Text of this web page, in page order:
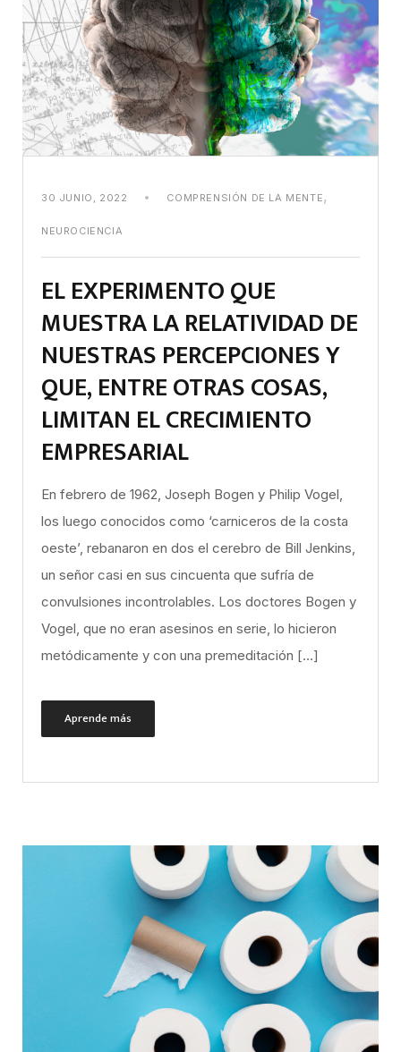
30 JUNIO, 2022 COMPRENSIÓN DE LA MENTE,
NEUROCIENCIA
EL EXPERIMENTO QUE
MUESTRA LA RELATIVIDAD DE
NUESTRAS PERCEPCIONES Y
QUE, ENTRE OTRAS COSAS,
LIMITAN EL CRECIMIENTO
EMPRESARIAL
En febrero de 1962, Joseph Bogen y Philip Vogel,
los luego conocidos como ‘carniceros de la costa
oeste’, rebanaron en dos el cerebro de Bill Jenkins,
un señor casi en sus cincuenta que sufría de
convulsiones incontrolables. Los doctores Bogen y
Vogel, que no eran asesinos en serie, lo hicieron
metódicamente y con una premeditación […]
Aprende más